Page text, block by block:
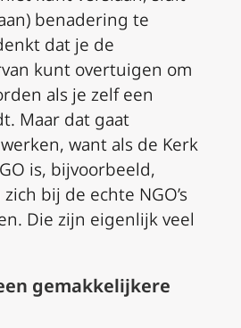
) benadering te
dat je de
kunt overtuigen om
als je zelf een
Maar dat gaat
want als de Kerk
is, bijvoorbeeld,
bij de echte NGO’s
Die zijn eigenlijk veel
gemakkelijkere